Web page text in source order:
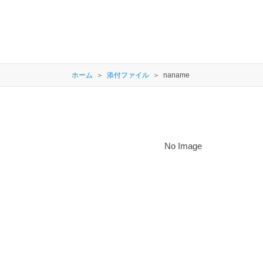
ホーム 添付ファイル naname
No Image